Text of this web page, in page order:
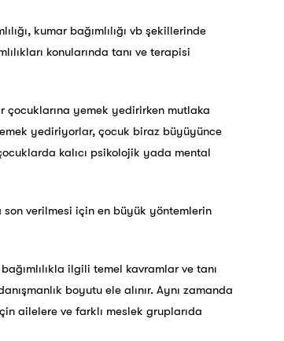
kumar bağımlılığı vb şekillerinde
konularında tanı ve terapisi
çocuklarına yemek yedirirken mutlaka
yediriyorlar, çocuk biraz büyüyünce
kalıcı psikolojik yada mental
son verilmesi için en büyük yöntemlerin
bağımlılıkla ilgili temel kavramlar ve tanı
boyutu ele alınır. Aynı zamanda
ailelere ve farklı meslek gruplarıda